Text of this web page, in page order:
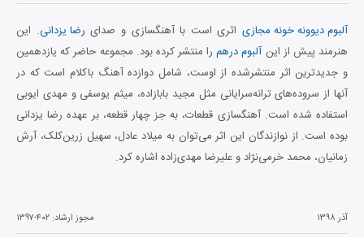
آلبوم دیوونه خونه مجازی اثری است با آهنگسازی و صدای رضا یزدانی. این
هنرمند پیش از این آلبوم درهمرا منتشر کرده بود. مجموعه حاضر که یازدهمین
و جدیدترین اثر منتشرشده از اوست، شامل دوازده آهنگ باکلام است که در
آنها از سروده‌های ترانه‌سرایانی مثل مجید بابازاده، میثم یوسفی و مهدی ایوبی
استفاده شده است. آهنگسازی قطعات، به جز چهار قطعه، بر عهده رضا یزدانی
بوده است. از نوازندگان این اثر می‌توان به میلاد عادل، سهیل زرین‌کلک، آرش
زمانیان، محمد خرمی‌نژاد و علیرضا مهدی‌زاده اشاره کرد.
آذر ۱۳۹۸ مجوز ارشاد: ۱۳۹۷-۴۰۲